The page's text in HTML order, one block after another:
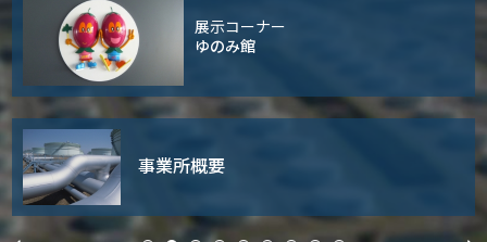
展示コーナー
ゆのみ館
事業所概要